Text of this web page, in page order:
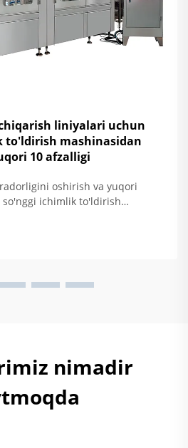
liniyalari uchun
mashinasidan
10 afzalligi
oshirish va yuqori
ichimlik to'ldirish
daqiqasiga taxminan 1200 ta
nimadir